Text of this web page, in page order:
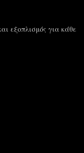
εξοπλισμός για κάθε